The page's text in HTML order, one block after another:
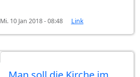
Mi. 10 Jan 2018 - 08:48 Link